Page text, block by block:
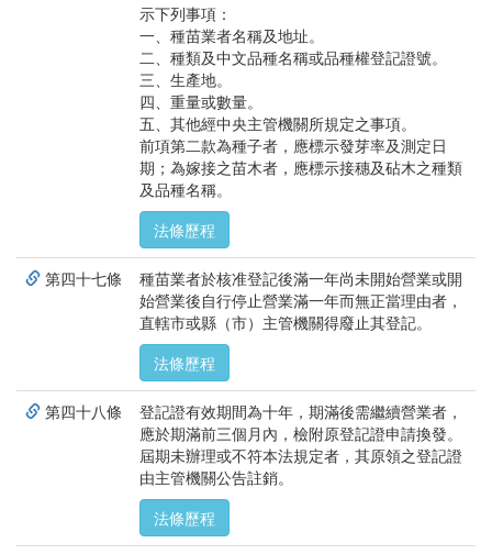
示下列事項：
一、種苗業者名稱及地址。
二、種類及中文品種名稱或品種權登記證號。
三、生產地。
四、重量或數量。
五、其他經中央主管機關所規定之事項。
前項第二款為種子者，應標示發芽率及測定日
期；為嫁接之苗木者，應標示接穗及砧木之種類
及品種名稱。
法條歷程
第四十七條
種苗業者於核准登記後滿一年尚未開始營業或開
始營業後自行停止營業滿一年而無正當理由者，
直轄市或縣（市）主管機關得廢止其登記。
法條歷程
第四十八條
登記證有效期間為十年，期滿後需繼續營業者，
應於期滿前三個月內，檢附原登記證申請換發。
屆期未辦理或不符本法規定者，其原領之登記證
由主管機關公告註銷。
法條歷程